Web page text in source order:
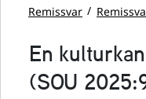
Remissvar
En
(SOU